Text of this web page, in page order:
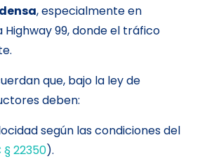
, especialmente en
99, donde el tráfico
que, bajo la ley de
deben:
según las condiciones del
§ 22350).